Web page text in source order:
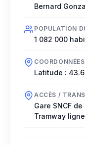
Bernard
POPULATION
1 082 000
Latitude :
ACCÈS /
Gare SNCF
Tramway